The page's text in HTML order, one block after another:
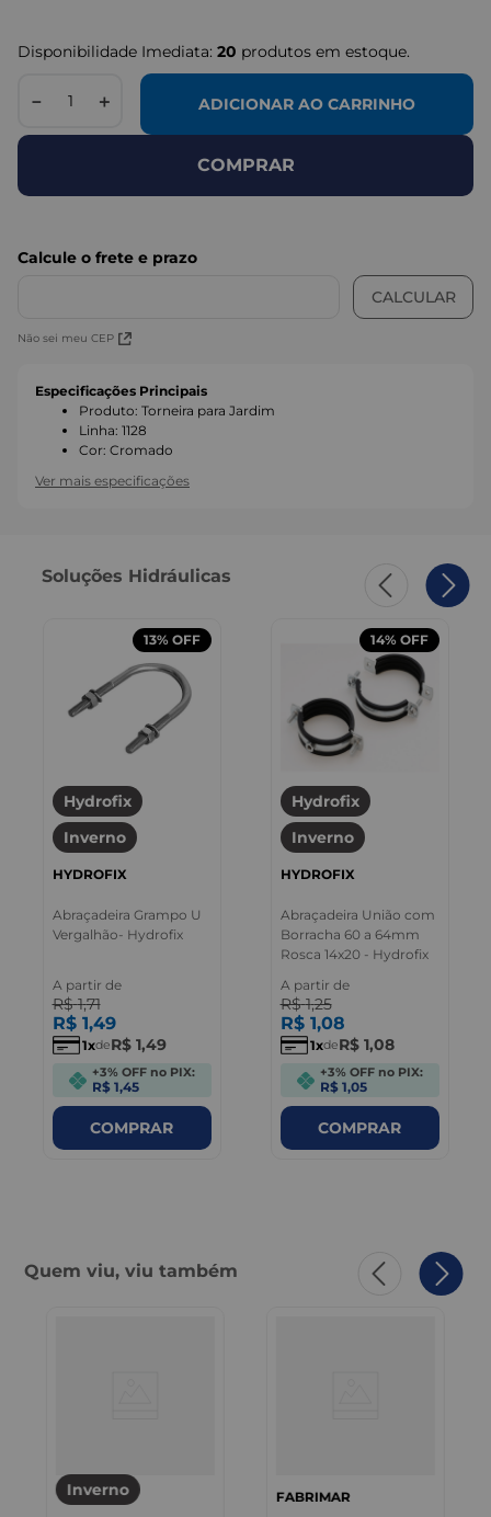
Disponibilidade Imediata: 20 produtos em estoque.
＋
－ ADICIONAR AO CARRINHO
COMPRAR
Não sei meu CEP
Especificações Principais
Produto: Torneira para Jardim
Linha: 1128
Cor: Cromado
Ver mais especificações
Soluções Hidráulicas
13% OFF
Hydrofix
Inverno
HYDROFIX
Abraçadeira Grampo U
Vergalhão- Hydrofix
A partir de
R$ 1,71
R$ 1,49
1 deR$ 1,49
+3% OFF no PIX:
R$ 1,45
COMPRAR
14% OFF
Hydrofix
Inverno
HYDROFIX
Abraçadeira União com
Borracha 60 a 64mm
Rosca 14x20 - Hydrofix
A partir de
R$ 1,25
R$ 1,08
1 deR$ 1,08
+3% OFF no PIX:
R$ 1,05
COMPRAR
Quem viu, viu também
Inverno FABRIMAR